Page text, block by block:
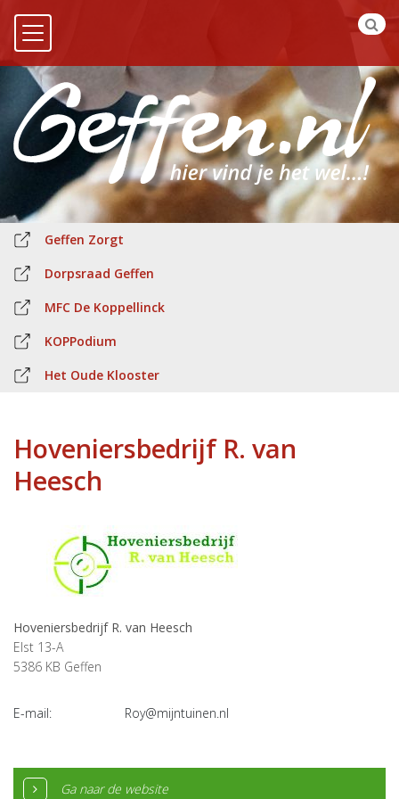
Geffen Zorgt
Dorpsraad Geffen
MFC De Koppellinck
KOPPodium
Het Oude Klooster
Hoveniersbedrijf R. van
Heesch
Hoveniersbedrijf R. van Heesch
Elst 13-A
5386 KB Geffen
E-mail: Roy@mijntuinen.nl
Ga naar de website